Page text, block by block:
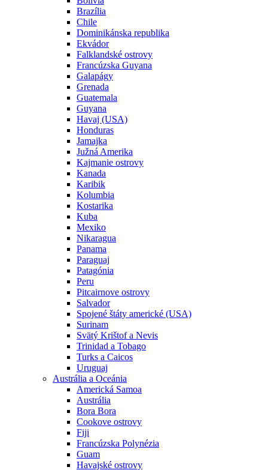
Brazília
Chile
Dominikánska republika
Ekvádor
Falklandské ostrovy
Francúzska Guyana
Galapágy
Grenada
Guatemala
Guyana
Havaj (USA)
Honduras
Jamajka
Južná Amerika
Kajmanie ostrovy
Kanada
Karibik
Kolumbia
Kostarika
Kuba
Mexiko
Nikaragua
Panama
Paraguaj
Patagónia
Peru
Pitcairnove ostrovy
Salvador
Spojené štáty americké (USA)
Surinam
Svätý Krištof a Nevis
Trinidad a Tobago
Turks a Caicos
Uruguaj
Austrália a Oceánia
Americká Samoa
Austrália
Bora Bora
Cookove ostrovy
Fiji
Francúzska Polynézia
Guam
Havajské ostrovy